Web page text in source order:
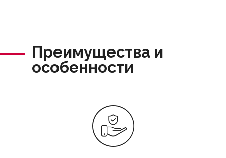
Преимущества и
особенности